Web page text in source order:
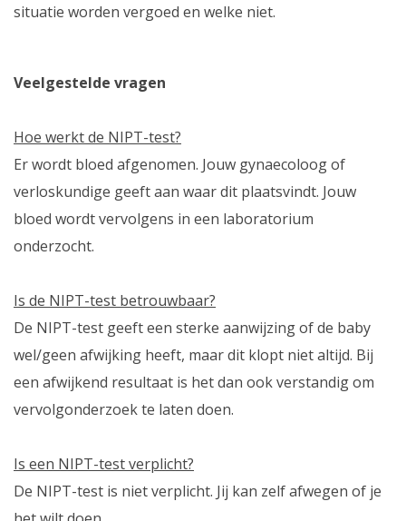
situatie worden vergoed en welke niet.
Veelgestelde vragen
Hoe werkt de NIPT-test?
Er wordt bloed afgenomen. Jouw gynaecoloog of
verloskundige geeft aan waar dit plaatsvindt. Jouw
bloed wordt vervolgens in een laboratorium
onderzocht.
Is de NIPT-test betrouwbaar?
De NIPT-test geeft een sterke aanwijzing of de baby
wel/geen afwijking heeft, maar dit klopt niet altijd. Bij
een afwijkend resultaat is het dan ook verstandig om
vervolgonderzoek te laten doen.
Is een NIPT-test verplicht?
De NIPT-test is niet verplicht. Jij kan zelf afwegen of je